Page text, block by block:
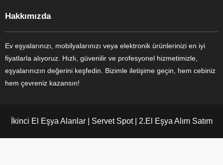
Hakkımızda
Ev eşyalarınızı, mobilyalarınızı veya elektronik ürünlerinizi en iyi
fiyatlarla alıyoruz. Hızlı, güvenilir ve profesyonel hizmetimizle,
eşyalarınızın değerini keşfedin. Bizimle iletişime geçin, hem cebiniz
hem çevreniz kazansın!
İkinci El Eşya Alanlar | Servet Spot | 2.El Eşya Alım Satım